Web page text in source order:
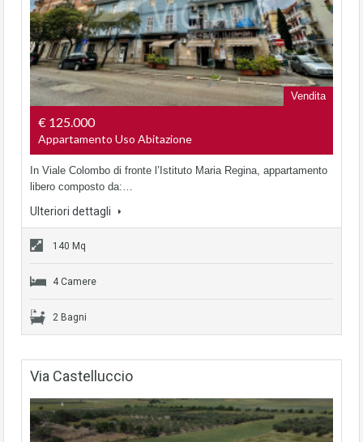
Vendita
€ 125.000
Appartamento Uso Abitazione
In Viale Colombo di fronte l’Istituto Maria Regina, appartamento
libero composto da:…
Ulteriori dettagli
140 Mq
4 Camere
2 Bagni
Via Castelluccio